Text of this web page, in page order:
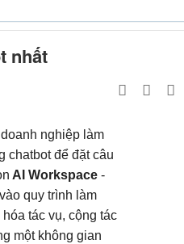
nhất
nghiệp làm
chatbot để đặt câu
AI Workspace -
quy trình làm
tác vụ, cộng tác
một không gian